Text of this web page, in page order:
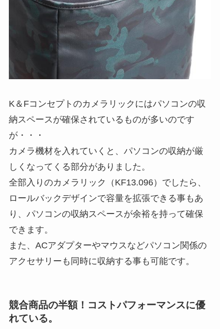
K＆Fコンセプトのカメラリックにはパソコンの収
納スペースが確保されているものが多いのです
が・・・
カメラ機材を入れていくと、パソコンの収納が厳
しくなってくる部分がありました。
全部入りのカメラリック（KF13.096）でしたら、
ロールバックデザインで容量を拡張できる事もあ
り、パソコンの収納スペースが余裕を持って確保
できます。
また、ACアダプターやマウスなどパソコン関係の
アクセサリーも同時に収納する事も可能です。
競合商品の半額！コストパフォーマンスに優
れている。